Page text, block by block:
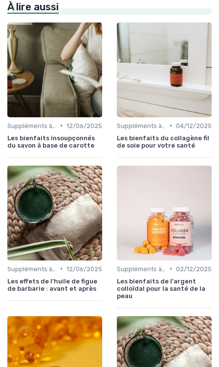
À lire aussi
• 12/06/2025
Les bienfaits insoupçonnés
du savon à base de carotte
• 04/12/2025
Les bienfaits du collagène fil
de soie pour votre santé
• 12/06/2025
Les effets de l'huile de figue
de barbarie : avant et après
• 02/12/2025
Les bienfaits de l'argent
colloïdal pour la santé de la
peau